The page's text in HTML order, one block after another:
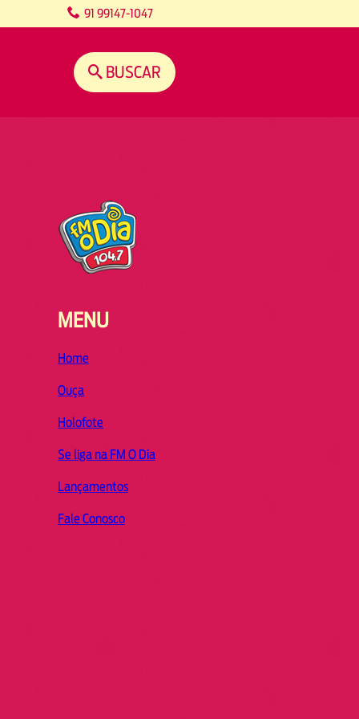
91 99147-1047
BUSCAR
MENU
Home
Ouça
Holofote
Se liga na FM O Dia
Lançamentos
Fale Conosco